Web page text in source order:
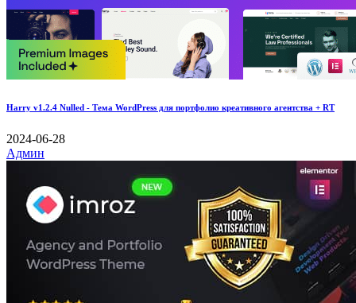
Harry v1.2.4 Nulled - Тема WordPress для портфолио креативного агентства + RT
2024-06-28
Админ